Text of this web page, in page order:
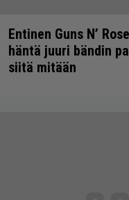
Entinen Guns N’
häntä juuri bändin
siitä mitään